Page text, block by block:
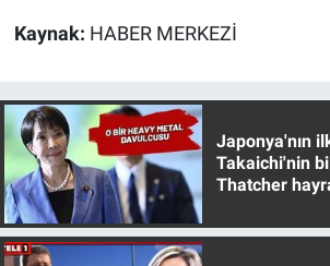
Kaynak: HABER MERKEZİ
Japonya'nın
Takaichi'nin
Thatcher
Canlı Yayın